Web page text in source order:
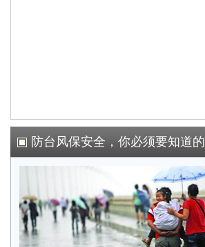
防台风保安全，你必须要知道的